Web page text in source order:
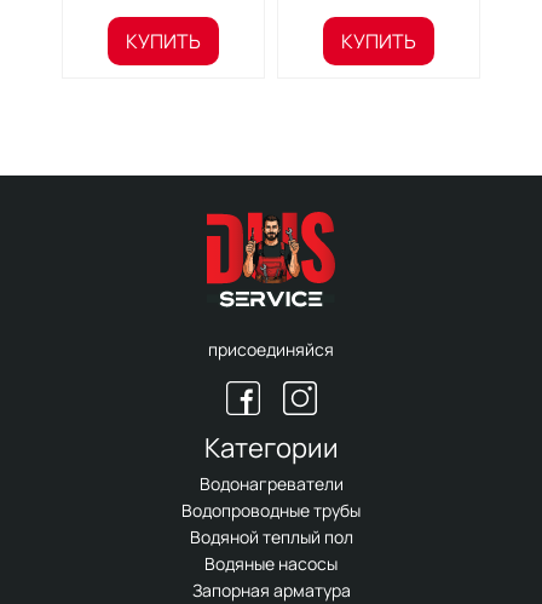
КУПИТЬ КУПИТЬ
присоединяйся
Категории
Водонагреватели
Водопроводные трубы
Водяной теплый пол
Водяные насосы
Запорная арматура